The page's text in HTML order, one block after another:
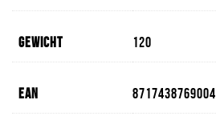
Gewicht 120
EAN 8717438769004